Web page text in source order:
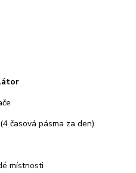
časová pásma za den)
místnosti